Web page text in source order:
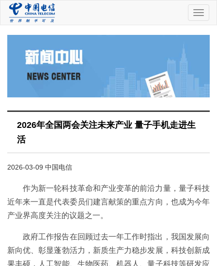
中
国
2026年全国两会关注未来产业 量子手机走进生
活
2026-03-09 中国电信
作为新一轮科技革命和产业变革的前沿力量，量子科技
近年来一直是代表委员们建言献策的重点方向，也成为今年
产业界高度关注的议题之一。
政府工作报告在回顾过去一年工作时指出，我国发展向
新向优、彰显蓬勃活力，新质生产力稳步发展，科技创新成
果丰硕，人工智能、生物医药、机器人、量子科技等研发应